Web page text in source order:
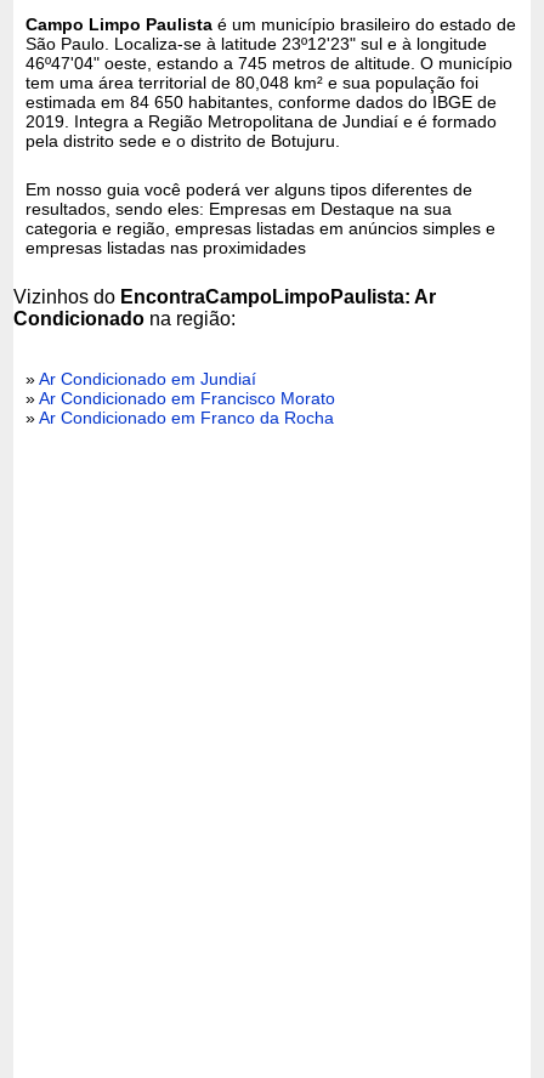
Campo Limpo Paulista é um município brasileiro do estado de
São Paulo. Localiza-se à latitude 23º12'23" sul e à longitude
46º47'04" oeste, estando a 745 metros de altitude. O município
tem uma área territorial de 80,048 km² e sua população foi
estimada em 84 650 habitantes, conforme dados do IBGE de
2019. Integra a Região Metropolitana de Jundiaí e é formado
pela distrito sede e o distrito de Botujuru.
Em nosso guia você poderá ver alguns tipos diferentes de
resultados, sendo eles: Empresas em Destaque na sua
categoria e região, empresas listadas em anúncios simples e
empresas listadas nas proximidades
Vizinhos do EncontraCampoLimpoPaulista: Ar
Condicionado na região:
»Ar Condicionado em Jundiaí
»Ar Condicionado em Francisco Morato
»Ar Condicionado em Franco da Rocha